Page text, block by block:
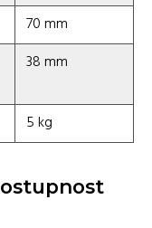
70 mm
38 mm
5 kg